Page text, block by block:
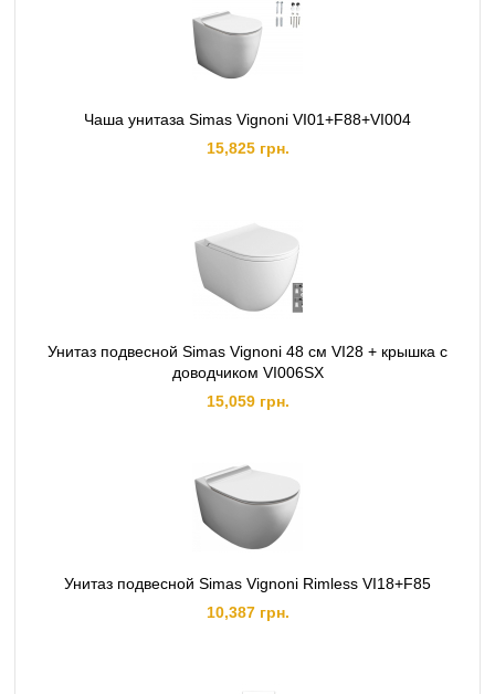
Чаша унитаза Simas Vignoni VI01+F88+VI004
15,825 грн.
Унитаз подвесной Simas Vignoni 48 см VI28 + крышка с
доводчиком VI006SX
15,059 грн.
Унитаз подвесной Simas Vignoni Rimless VI18+F85
10,387 грн.